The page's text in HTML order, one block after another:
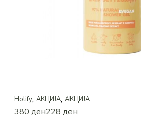
Holify АКЦИЈА АКЦИЈА
380ден228 ден